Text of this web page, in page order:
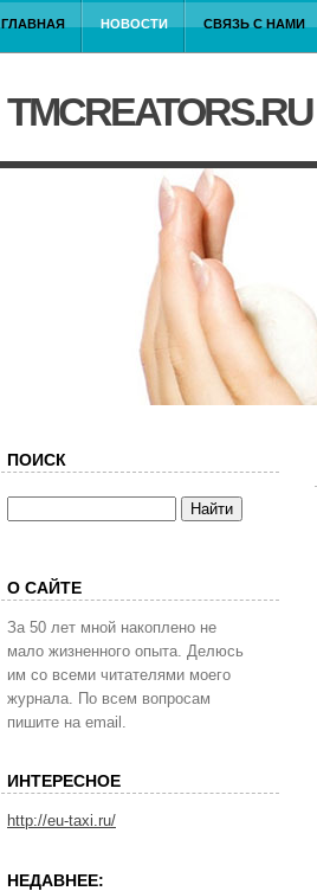
ГЛАВНАЯ НОВОСТИ СВЯЗЬ С НАМИ
TMCREATORS.RU
ПОИСК
О САЙТЕ
За 50 лет мной накоплено не
мало жизненного опыта. Делюсь
им со всеми читателями моего
журнала. По всем вопросам
пишите на email.
ИНТЕРЕСНОЕ
http://eu-taxi.ru/
НЕДАВНЕЕ: